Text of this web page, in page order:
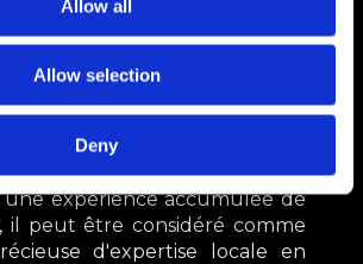
Allow all
Allow selection
Deny
Hotels & Resorts avant de
bien-aimée vallée de Gstaad
exploité plusieurs restaurants
de Zermatt dont il est
en 2019 après avoir également
du bureau de Crans-
une expérience accumulée de
il peut être considéré comme
d'expertise locale en